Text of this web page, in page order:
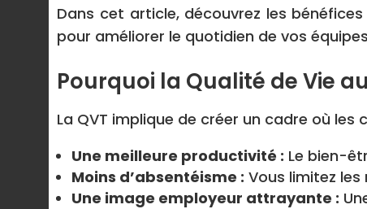
Dans cet article, découvrez les
pour améliorer le quotidien de vos
Pourquoi la Qualité de Vie
La QVT implique de créer un cadre où
Une meilleure productivité : Le bien-
Moins d’absentéisme : Vous limitez
Une image employeur attrayante :